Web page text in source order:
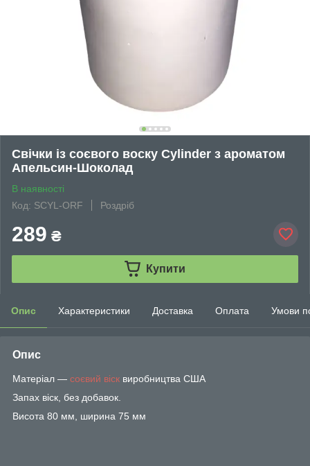
Свічки із соєвого воску Cylinder з ароматом
Апельсин-Шоколад
В наявності
Код: SCYL-ORF
Роздріб
289 ₴
Купити
Опис Характеристики Доставка Оплата Умови
Опис
Матеріал — соєвий віск виробництва США
Запах віск, без добавок.
Висота 80 мм, ширина 75 мм